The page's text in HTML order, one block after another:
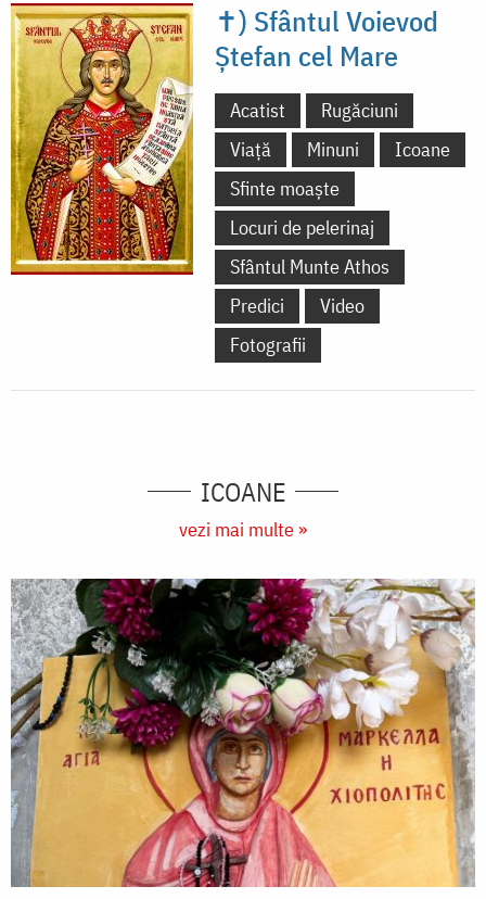
✝) Sfântul Voievod
Ștefan cel Mare
Acatist
Rugăciuni
Viață
Minuni
Icoane
Sfinte moaște
Locuri de pelerinaj
Sfântul Munte Athos
Predici
Video
Fotografii
ICOANE
vezi mai multe »